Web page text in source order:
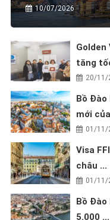
10/07/2026
Golden
tăng
20/11/
Bồ Đào
mới
01/11/
Visa
châu ...
01/11/
Bồ Đào
5.000 ...